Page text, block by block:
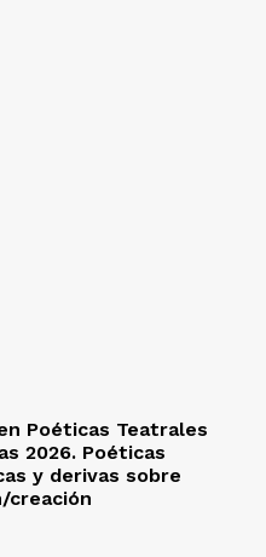
Poéticas Teatrales
2026. Poéticas
y derivas sobre
creación